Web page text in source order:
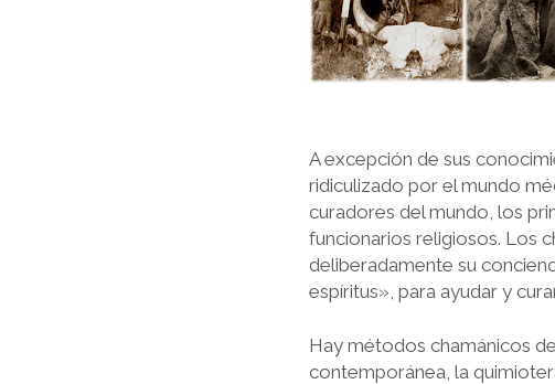
A excepción de sus
ridiculizado por el mundo
curadores del mundo, los
funcionarios religiosos. Los
deliberadamente su
espíritus», para ayudar y
Hay métodos chamánicos
contemporánea, la